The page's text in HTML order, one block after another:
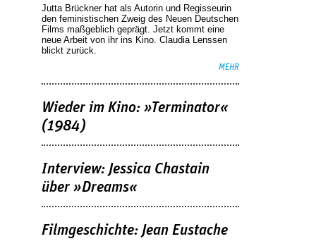
Jutta Brückner hat als Autorin und Regisseurin
den feministischen Zweig des Neuen Deutschen
Films maßgeblich geprägt. Jetzt kommt eine
neue Arbeit von ihr ins Kino. Claudia Lenssen
blickt zurück.
MEHR
Wieder im Kino: »Terminator«
(1984)
Interview: Jessica Chastain
über »Dreams«
Filmgeschichte: Jean Eustache